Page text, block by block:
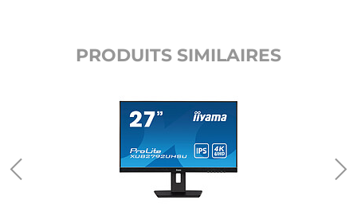
PRODUITS SIMILAIRES